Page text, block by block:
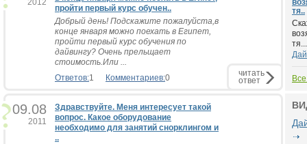
2012
пройти первый курс обучен..
Добрый день! Подскажите пожалуйста,в
конце января можно поехать в Египет,
пройти первый курс обучения по
дайвингу? Очень прельщает
стоимость.Или ...
Ответов:1 Комментариев:0 читать
ответ
09.08
2011
Здравствуйте. Меня интересует такой
вопрос. Какое оборудование
необходимо для занятий снорклингом и
..
тя..
тя...